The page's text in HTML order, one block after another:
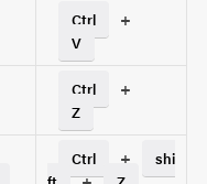
Ctrl +
V
Ctrl +
Z
Ctrl +
shi